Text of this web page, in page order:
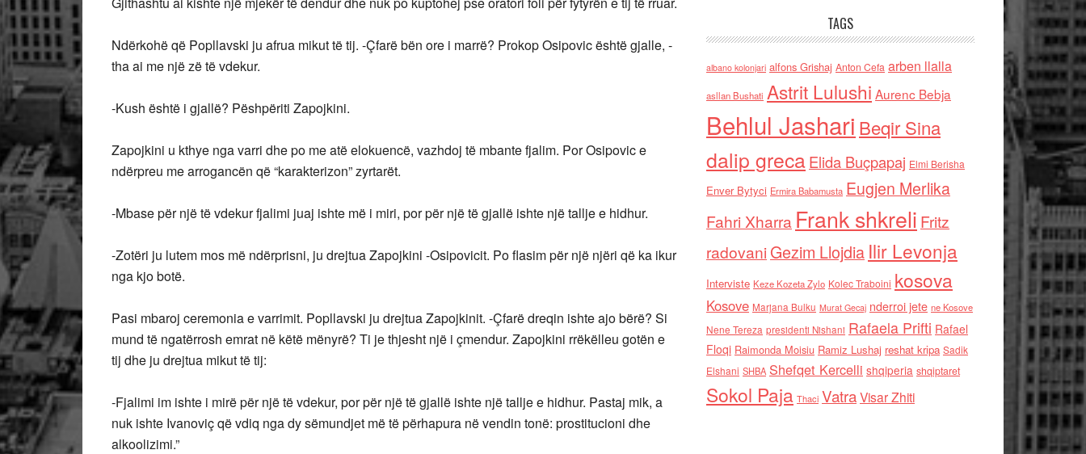
Ndërkohë që Popllavski ju afrua mikut të tij. -Çfarë bën ore i marrë? Prokop Osipovic është gjalle, -
tha ai me një zë të vdekur.
-Kush është i gjallë? Pëshpëriti Zapojkini.
Zapojkini u kthye nga varri dhe po me atë elokuencë, vazhdoj të mbante fjalim. Por Osipovic e
ndërpreu me arrogancën që “karakterizon” zyrtarët.
-Mbase për një të vdekur fjalimi juaj ishte më i miri, por për një të gjallë ishte një tallje e hidhur.
-Zotëri ju lutem mos më ndërprisni, ju drejtua Zapojkini -Osipovicit. Po flasim për një njëri që ka ikur
nga kjo botë.
Pasi mbaroj ceremonia e varrimit. Popllavski ju drejtua Zapojkinit. -Çfarë dreqin ishte ajo bërë? Si
mund të ngatërrosh emrat në këtë mënyrë? Ti je thjesht një i çmendur. Zapojkini rrëkëlleu gotën e
tij dhe ju drejtua mikut të tij:
-Fjalimi im ishte i mirë për një të vdekur, por për një të gjallë ishte një tallje e hidhur. Pastaj mik, a
nuk ishte Ivanoviç që vdiq nga dy sëmundjet më të përhapura në vendin tonë: prostitucioni dhe
alkoolizimi.”
TAGS
albano kolonjari alfons Grishaj Anton Cefa arben llalla
asllan Bushati Astrit Lulushi Aurenc Bebja
Behlul Jashari Beqir Sina
dalip grecaElida Buçpapaj Elmi Berisha
Enver Bytyci Ermira Babamusta Eugjen Merlika
Fahri Xharra Frank shkreli Fritz
radovaniGezim Llojdia Ilir Levonja
Interviste Keze Kozeta Zylo Kolec Traboini kosova
Kosove Marjana Bulku Murat Gecaj nderroi jete ne Kosove
Nene Tereza presidenti Nishani Rafaela Prifti Rafael
Floqi Raimonda Moisiu Ramiz Lushaj reshat kripa Sadik
Elshani SHBA Shefqet Kercelli shqiperia shqiptaret
Sokol Paja Thaci VatraVisar Zhiti